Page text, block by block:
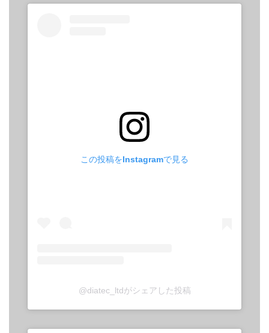
この投稿をInstagramで見る
@diatec_ltdがシェアした投稿